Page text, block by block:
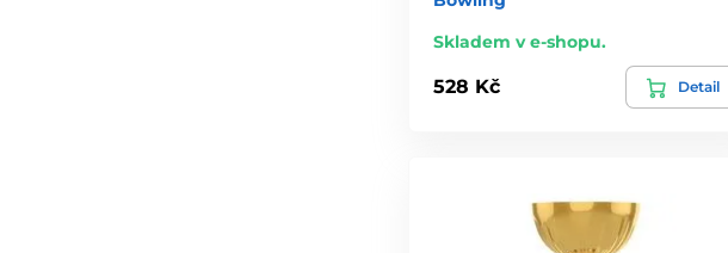
Skladem v e-shopu.
528 Kč Detail